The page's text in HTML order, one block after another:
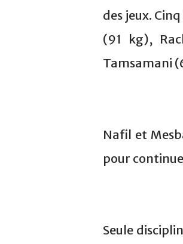
des jeux.
(91 kg),
Tamsamani
Nafil et
pour
Seule